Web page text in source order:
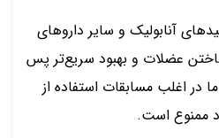
آنابولیک و سایر داروهای
عضلات و بهبود سریع‌تر پس
در اغلب مسابقات استفاده از
ممنوع است.